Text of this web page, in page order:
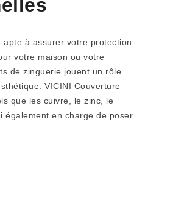
à assurer votre protection
votre maison ou votre
de zinguerie jouent un rôle
VICINI Couverture
que les cuivre, le zinc, le
également en charge de poser